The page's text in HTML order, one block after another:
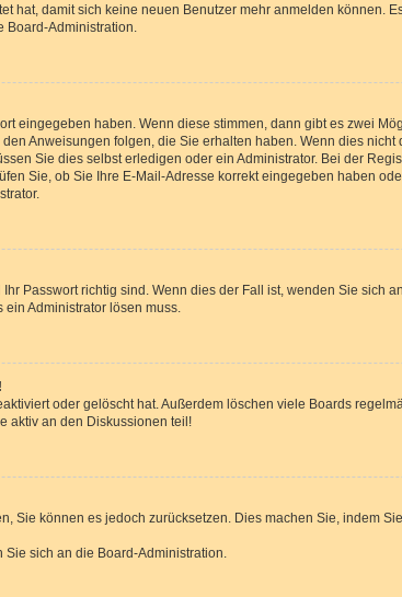
hat, damit sich keine neuen Benutzer mehr anmelden können.
Administration.
eingegeben haben. Wenn diese stimmen, dann gibt es zwei
Anweisungen folgen, die Sie erhalten haben. Wenn dies
Sie dies selbst erledigen oder ein Administrator. Bei der
Sie, ob Sie Ihre E-Mail-Adresse korrekt eingegeben haben
Passwort richtig sind. Wenn dies der Fall ist, wenden Sie sich
Administrator lösen muss.
oder gelöscht hat. Außerdem löschen viele Boards
aktiv an den Diskussionen teil!
Sie können es jedoch zurücksetzen. Dies machen Sie, indem
sich an die Board-Administration.